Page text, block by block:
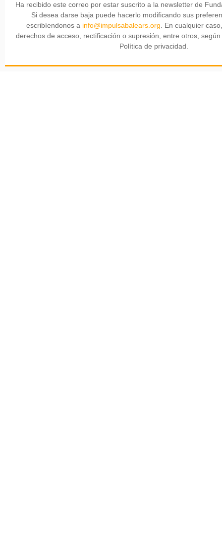
Ha recibido este correo por estar suscrito a la newsletter de
Si desea darse baja puede hacerlo modificando sus
escribíendonos a info@impulsabalears.org . En cualquier
derechos de acceso, rectificación o supresión, entre otros,
Política de privacidad.